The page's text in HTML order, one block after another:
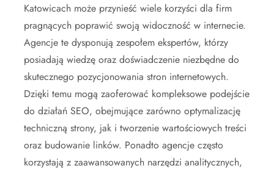
Katowicach może przynieść wiele korzyści dla firm
pragnących poprawić swoją widoczność w internecie.
Agencje te dysponują zespołem ekspertów, którzy
posiadają wiedzę oraz doświadczenie niezbędne do
skutecznego pozycjonowania stron internetowych.
Dzięki temu mogą zaoferować kompleksowe podejście
do działań SEO, obejmujące zarówno optymalizację
techniczną strony, jak i tworzenie wartościowych treści
oraz budowanie linków. Ponadto agencje często
korzystają z zaawansowanych narzędzi analitycznych,